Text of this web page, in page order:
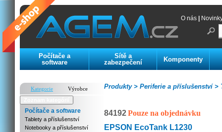
O nás
Počítače a
software
Sítě a
zabezpečení
Komponenty
Kategorie
Výrobce
Počítače a software
Tablety a příslušenství
Notebooky a příslušenství
Periferie a příslušenství >
Produkty >
84192Pouze na objednávku
EPSON EcoTank L1230